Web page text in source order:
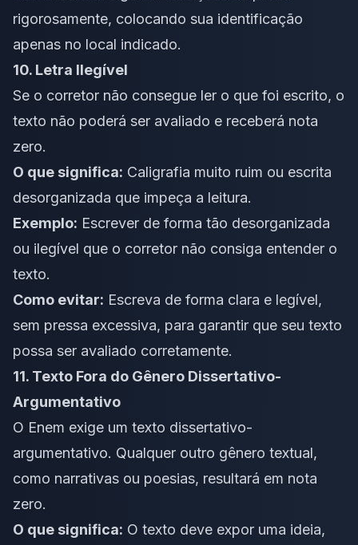
rigorosamente, colocando sua identificação
apenas no local indicado.
10. Letra Ilegível
Se o corretor não consegue ler o que foi escrito, o
texto não poderá ser avaliado e receberá nota
zero.
O que significa: Caligrafia muito ruim ou escrita
desorganizada que impeça a leitura.
Exemplo: Escrever de forma tão desorganizada
ou ilegível que o corretor não consiga entender o
texto.
Como evitar: Escreva de forma clara e legível,
sem pressa excessiva, para garantir que seu texto
possa ser avaliado corretamente.
11. Texto Fora do Gênero Dissertativo-
Argumentativo
O Enem exige um texto dissertativo-
argumentativo. Qualquer outro gênero textual,
como narrativas ou poesias, resultará em nota
zero.
O que significa: O texto deve expor uma ideia,